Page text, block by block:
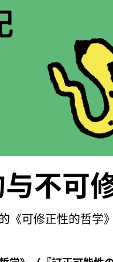
应对环境危机、抑制
本主义进行大转型”
不是马克思最终采取
了彻底的否定。
不可
《可修正性的哲学》